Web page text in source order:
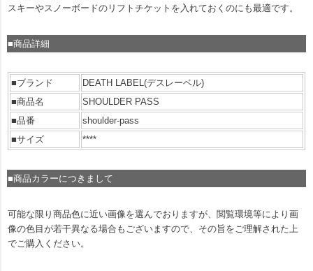
スキーやスノーボードのリフトチケットを入れておくのにも最適です。
■商品詳細
■ブランド
DEATH LABEL(デスレーベル)
■商品名
SHOULDER PASS
■品番
shoulder-pass
■サイズ
****
■商品カラーにつきまして
可能な限り商品色に近い画像を選んでおりますが、閲覧環境等により画
像の色目が若干異なる場合もございますので、その旨をご理解された上
でご購入ください。